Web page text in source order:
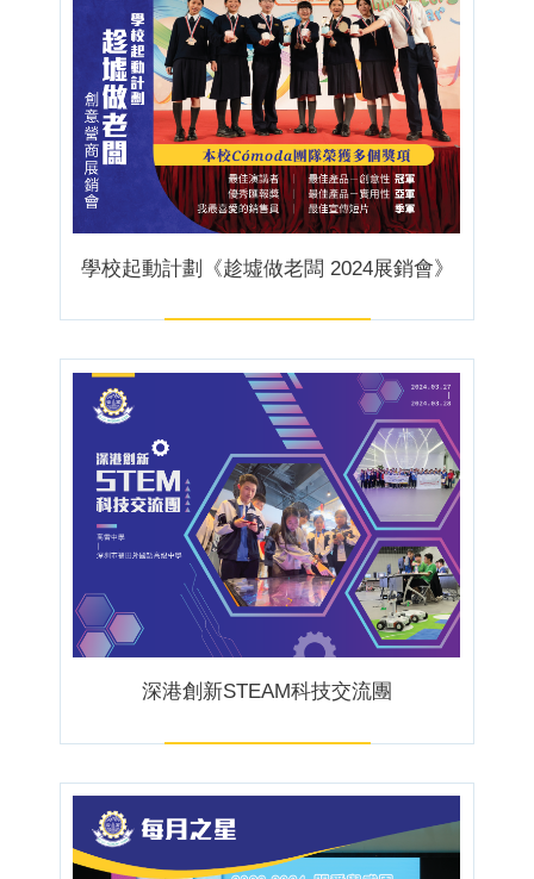
學校起動計劃《趁墟做老闆 2024展銷會》
深港創新STEAM科技交流團